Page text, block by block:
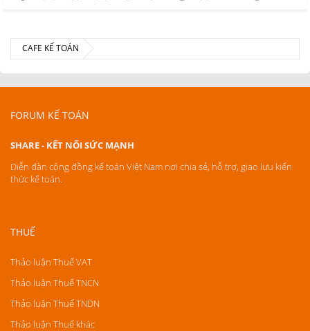
CAFE KẾ TOÁN
FORUM KẾ TOÁN
SHARE - KẾT NỐI SỨC MẠNH
Diễn đàn cộng đồng kế toán Việt Nam nơi chia sẻ, hỗ trợ, giao lưu kiến
thức kế toán.
THUẾ
Thảo luận Thuế VAT
Thảo luận Thuế TNCN
Thảo luận Thuế TNDN
Thảo luận Thuế khác